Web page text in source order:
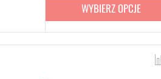
WYBIERZ OPCJE